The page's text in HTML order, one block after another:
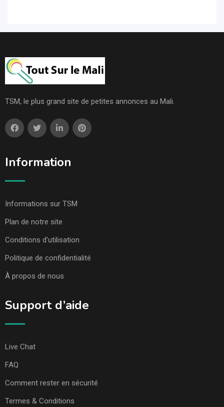
TSM, le plus grand site de petites annonces au Mali.
Information
Informations sur TSM
Plan de notre site
Conditions d’utilisation
Politique de confidentialité
À propos de nous
Support d’aide
Live Chat
FAQ
Comment rester en sécurité
Termes & Conditions